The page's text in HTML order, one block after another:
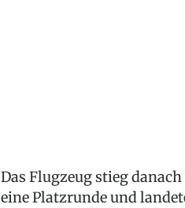
Das Flugzeug stieg
eine Platzrunde und